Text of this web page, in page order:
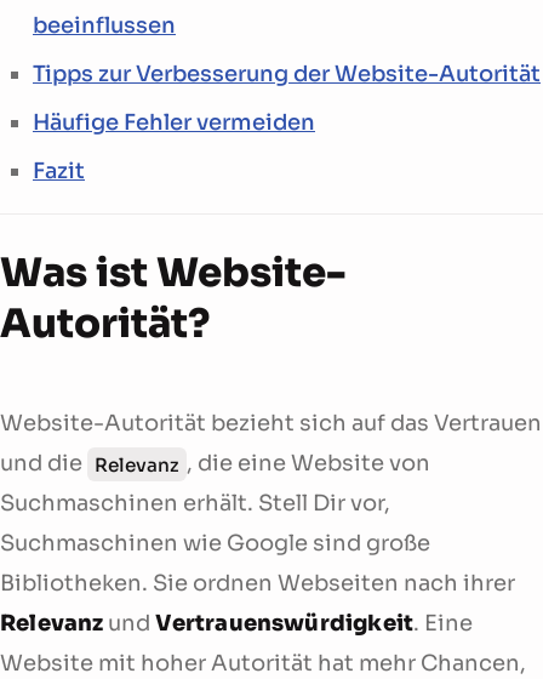
beeinflussen
Tipps zur Verbesserung der Website-Autorität
Häufige Fehler vermeiden
Fazit
Was ist Website-
Autorität?
Website-Autorität bezieht sich auf das Vertrauen
und die Relevanz , die eine Website von
Suchmaschinen erhält. Stell Dir vor,
Suchmaschinen wie Google sind große
Bibliotheken. Sie ordnen Webseiten nach ihrer
Relevanz undVertrauenswürdigkeit. Eine
Website mit hoher Autorität hat mehr Chancen,